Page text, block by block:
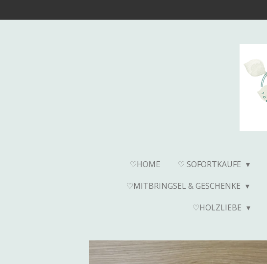
Hauptinhalt
♡HOME ♡ SOFORTKÄUFE
♡MITBRINGSEL & GESCHENKE
♡HOLZLIEBE